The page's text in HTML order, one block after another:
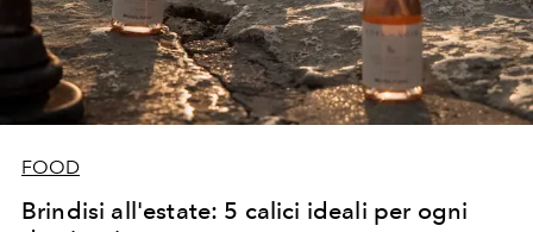
FOOD
Brindisi all'estate: 5 calici ideali per ogni